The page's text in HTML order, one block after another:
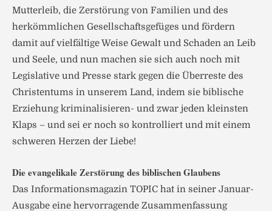
Mutterleib, die Zerstörung von Familien und des
herkömmlichen Gesellschaftsgefüges und fördern
damit auf vielfältige Weise Gewalt und Schaden an Leib
und Seele, und nun machen sie sich auch noch mit
Legislative und Presse stark gegen die Überreste des
Christentums in unserem Land, indem sie biblische
Erziehung kriminalisieren- und zwar jeden kleinsten
Klaps – und sei er noch so kontrolliert und mit einem
schweren Herzen der Liebe!
Die evangelikale Zerstörung des biblischen Glaubens
Das Informationsmagazin TOPIC hat in seiner Januar-
Ausgabe eine hervorragende Zusammenfassung